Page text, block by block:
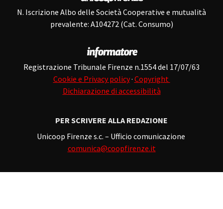
N. Iscrizione Albo delle Società Cooperative e mutualità
prevalente: A104272 (Cat. Consumo)
Registrazione Tribunale Firenze n.1554 del 17/07/63
Cookie e Privacy policy· Copyright
Dichiarazione di accessibilità
PER SCRIVERE ALLA REDAZIONE
Unicoop Firenze s.c. – Ufficio comunicazione
comunica@coopfirenze.it